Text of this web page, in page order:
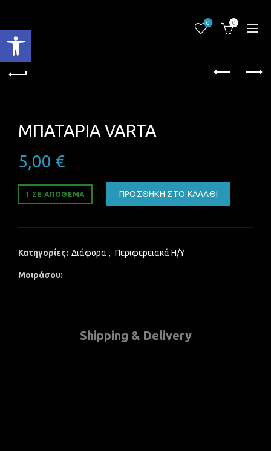
Ανοίξτε τη γραμμή εργαλείων
0 0
ΜΠΑΤΑΡΙΑ VARTA
5,00 €
1 ΣΕ ΑΠΌΘΕΜΑ ΠΡΟΣΘΉΚΗ ΣΤΟ ΚΑΛΆΘΙ
Κατηγορίες: Διάφορα , Περιφερειακά Η/Υ
Μοιράσου
Shipping & Delivery